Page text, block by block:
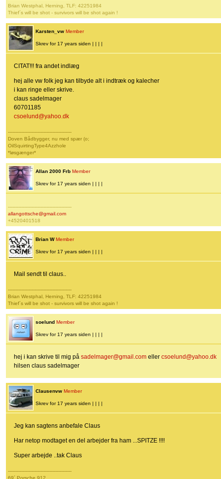
Brian Westphal, Herning, TLF: 42251984
Thief´s will be shot - survivors will be shot again !
Karsten_vw Member
Skrev for 17 years siden | | | |
CITAT!!! fra andet indlæg
hej alle vw folk jeg kan tilbyde alt i indtræk og kalecher
i kan ringe eller skrive.
claus sadelmager
60701185
csoelund@yahoo.dk
-------------------------------------------
Doven Bådbygger, nu med spær (o;
OilSquirtingType4Azzhole
*løsgænger*
Allan 2000 Frb Member
Skrev for 17 years siden | | | |
-------------------------------------------
allangottsche@gmail.com
+4520401518
Brian W Member
Skrev for 17 years siden | | | |
Mail sendt til claus..
-------------------------------------------
Brian Westphal, Herning, TLF: 42251984
Thief´s will be shot - survivors will be shot again !
soelund Member
Skrev for 17 years siden | | | |
hej i kan skrive til mig på sadelmager@gmail.com eller csoelund@yahoo.dk
hilsen claus sadelmager
Clausenvw Member
Skrev for 17 years siden | | | |
Jeg kan sagtens anbefale Claus
Har netop modtaget en del arbejder fra ham ...SPITZE !!!!
Super arbejde ..tak Claus
-------------------------------------------